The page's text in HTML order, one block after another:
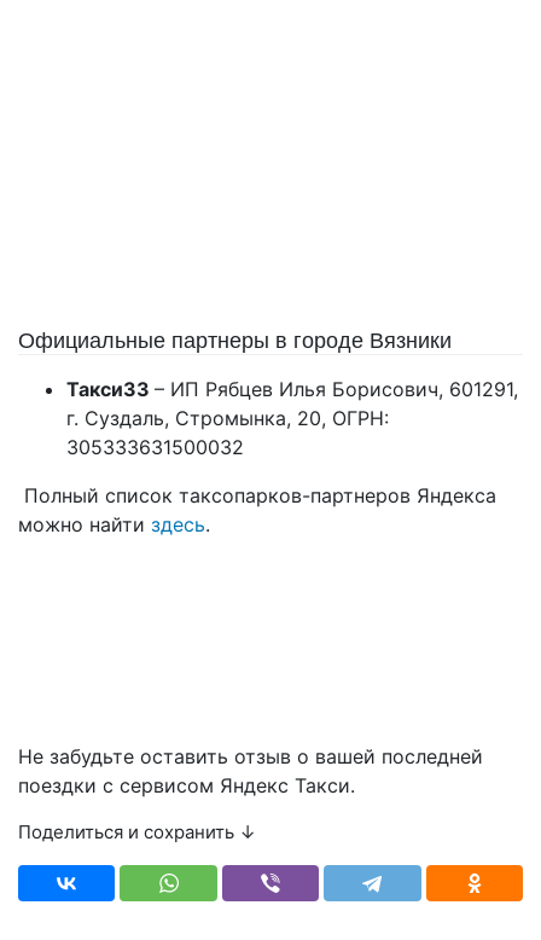
Официальные партнеры в городе Вязники
Такси33 – ИП Рябцев Илья Борисович, 601291,
г. Суздаль, Стромынка, 20, ОГРН:
305333631500032
Полный список таксопарков-партнеров Яндекса
можно найти здесь.
Не забудьте оставить отзыв о вашей последней
поездки с сервисом Яндекс Такси.
Поделиться и сохранить ↓